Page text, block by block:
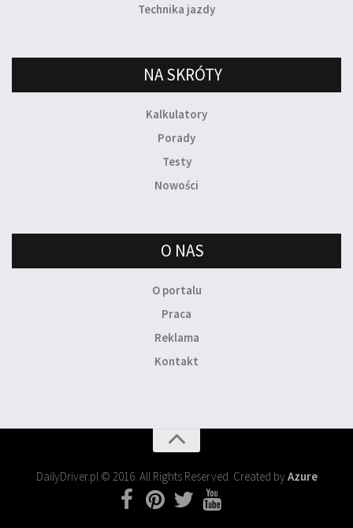
Technika jazdy
NA SKRÓTY
Kalkulatory
Porady
Testy
Nowości
O NAS
O portalu
Praca
Reklama
Kontakt
DailyDriver.pl © 2016. All Rights Reserved. Created byAzure